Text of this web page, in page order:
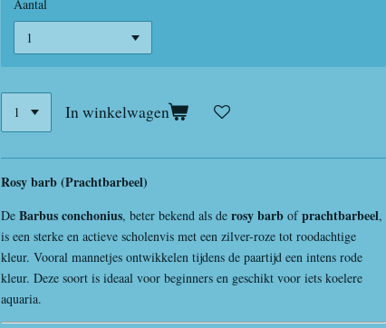
Aantal
In winkelwagen
Rosy barb (Prachtbarbeel)
De Barbus conchonius, beter bekend als de rosy barb ofprachtbarbeel,
is een sterke en actieve scholenvis met een zilver-roze tot roodachtige
kleur. Vooral mannetjes ontwikkelen tijdens de paartijd een intens rode
kleur. Deze soort is ideaal voor beginners en geschikt voor iets koelere
aquaria.